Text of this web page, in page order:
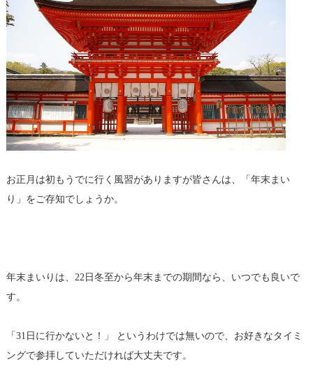
お正月は初もうでに行く風習がありますが皆さんは、「年末まい
り」をご存知でしょうか。
年末まいりは、22日冬至から年末までの期間なら、いつでも良いで
す。
「31日に行かないと！」 というわけでは無いので、お好きなタイミ
ングで参拝していただければ大丈夫です。